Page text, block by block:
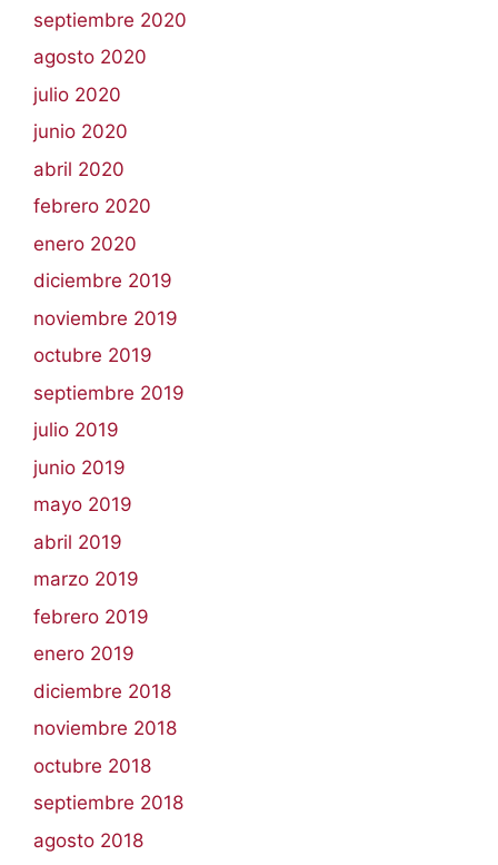
septiembre 2020
agosto 2020
julio 2020
junio 2020
abril 2020
febrero 2020
enero 2020
diciembre 2019
noviembre 2019
octubre 2019
septiembre 2019
julio 2019
junio 2019
mayo 2019
abril 2019
marzo 2019
febrero 2019
enero 2019
diciembre 2018
noviembre 2018
octubre 2018
septiembre 2018
agosto 2018